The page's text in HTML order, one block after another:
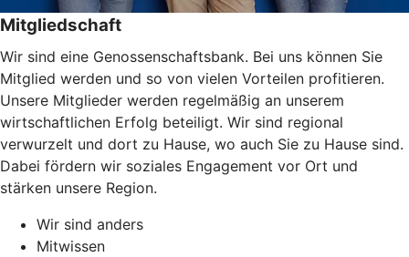
Mitgliedschaft
Wir sind eine Genossenschaftsbank. Bei uns können Sie
Mitglied werden und so von vielen Vorteilen profitieren.
Unsere Mitglieder werden regelmäßig an unserem
wirtschaftlichen Erfolg beteiligt. Wir sind regional
verwurzelt und dort zu Hause, wo auch Sie zu Hause sind.
Dabei fördern wir soziales Engagement vor Ort und
stärken unsere Region.
Wir sind anders
Mitwissen